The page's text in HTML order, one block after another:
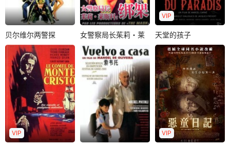
贝尔维尔两警探
柏德历・添薛
米歇尔・加拉布
约翰皮埃尔桑坦尔
本片是一部侦探喜
剧片，故事情节的
安排和人物语言
（对话）都很具喜..
贝尔维尔两警探 女警察局长茱莉・莱斯科：绑架
维罗尼克・热内斯特
穆斯・迪奥夫
热罗姆・安热
博杜恩夫妇家的保
姆弗朗索瓦兹忽然
找到茱莉・莱斯科
警长，因为她发..
女警察局长茱莉・莱
斯科：绑架
VIP
天堂的孩子
阿勒蒂
让-路易斯・巴伦特
皮埃尔・布拉瑟
巴黎热闹的街上，
美丽的女子Garanc
e先是认识了演员Fr
éd..
天堂的孩子
VIP VIP